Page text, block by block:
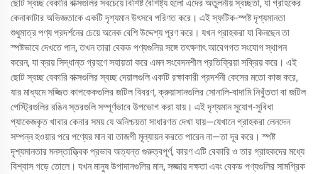
ছোট স্বচ্ছ বেকারি বাক্সগুলির সবচেয়ে বিশিষ্ট বৈশিষ্ট্য হলো এদের অতুলনীয় স্বচ্ছতা, যা গ্রাহকের
কেনাকাটার অভিজ্ঞতাকে একটি দৃশ্যমান উৎসবে পরিণত করে। এই স্ফটিক-স্পষ্ট দৃশ্যমানতা
শুধুমাত্র পণ্য প্রদর্শনের চেয়ে অনেক বেশি উদ্দেশ্য পূরণ করে। যখন গ্রাহকরা যা কিনছেন তা
স্পষ্টভাবে দেখতে পান, তখন তারা বেকড পণ্যগুলির সঙ্গে তৎক্ষণাৎ আবেগগত সংযোগ স্থাপন
করেন, যা ক্রয় সিদ্ধান্ত গ্রহণে সহায়তা করে এমন সংবেদনশীল প্রতিক্রিয়া সক্রিয় করে। এই
ছোট স্বচ্ছ বেকারি বাক্সগুলির স্বচ্ছ দেয়ালগুলি একটি রক্ষাকারী প্রদর্শনী কেসের মতো কাজ করে,
যার মাধ্যমে সজ্জিত কাপকেকগুলির জটিল বিবরণ, ক্রুয়াসানগুলির সোনালি-বাদামি নিখুঁততা বা জটিল
পেস্ট্রিগুলির রঙিন স্তরগুলি সম্পূর্ণভাবে উপভোগ করা যায়। এই দৃশ্যমান সুযোগ-সুবিধা
প্যাকেজকৃত খাবার কেনার সময় যে অনিশ্চয়তা সাধারণত দেখা যায়—যেখানে গ্রাহকরা লেনদেন
সম্পন্ন হওয়ার পরে পণ্যের মান বা তাজগী মূল্যায়ন করতে পারেন না—তা দূর করে। স্পষ্ট
দৃশ্যমানতার মনস্তাত্ত্বিক প্রভাব অত্যন্ত গুরুত্বপূর্ণ, কারণ এটি বেকারি ও তার গ্রাহকদের মধ্যে
বিশ্বাস গড়ে তোলে। যখন মানুষ উপাদানগুলির মান, সজ্জায় দক্ষতা এবং বেকড পণ্যগুলির সামগ্রিক